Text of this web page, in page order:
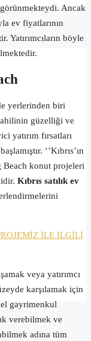
Ancak
ev fiyatlarının
Yatırımcıların böyle
yerlerinden biri
güzelliği ve
yatırım fırsatları
‘’Kıbrıs’ın
Beach konut projeleri
Kıbrıs satılık ev
İLE İLGİLİ
veya yatırımcı
karşılamak için
gayrimenkul
verebilmek ve
adına tüm